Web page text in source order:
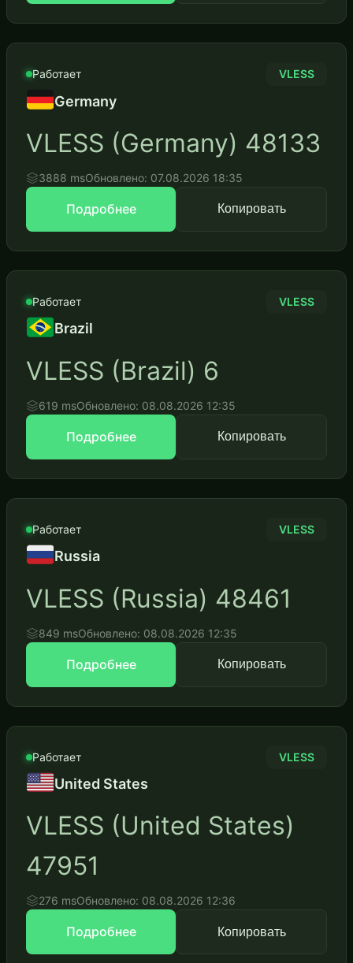
Работает VLESS
Germany
VLESS (Germany) 48133
3888 msОбновлено: 07.08.2026 18:35
Подробнее Копировать
Работает VLESS
Brazil
VLESS (Brazil) 6
619 msОбновлено: 08.08.2026 12:35
Подробнее Копировать
Работает VLESS
Russia
VLESS (Russia) 48461
849 msОбновлено: 08.08.2026 12:35
Подробнее Копировать
Работает VLESS
United States
VLESS (United States)
47951
276 msОбновлено: 08.08.2026 12:36
Подробнее Копировать